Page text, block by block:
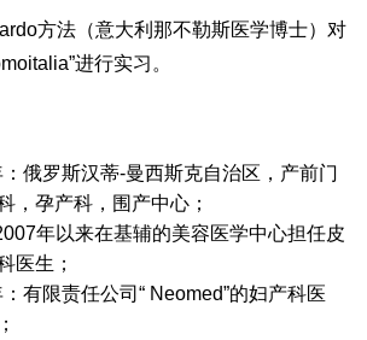
方法（意大利那不勒斯医学博士）对
进行实习。
俄罗斯汉蒂-曼西斯克自治区，产前门
，孕产科，围产中心；
年以来在基辅的美容医学中心担任皮
医生；
有限责任公司“ Neomed”的妇产科医